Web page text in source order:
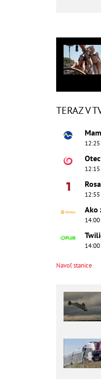
TERAZ V
12:25
12:15
12:55
Ako
14:00
14:00
Navoľ stanice